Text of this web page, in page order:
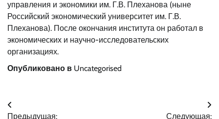
управления и экономики им. Г.В. Плеханова (ныне
Российский экономический университет им. Г.В.
Плеханова). После окончания института он работал в
экономических и научно-исследовательских
организациях.
Опубликовано в Uncategorised
Навигация
Предыдущая:
Следующая: